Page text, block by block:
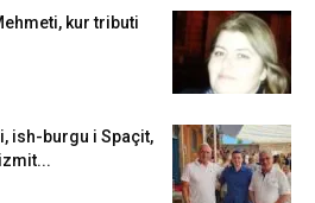
kur tributi
ish-burgu i Spaçit,